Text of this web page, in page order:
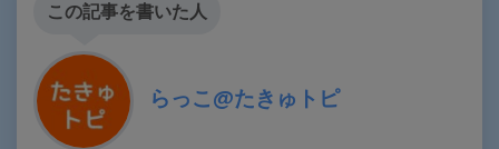
この記事を書いた人
らっこ@たきゅトピ